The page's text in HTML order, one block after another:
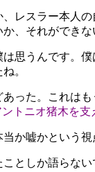
レスラー本人
、それができな
うんです。
。
った。これは
トニオ猪木を
嘘かという視
としか語らな